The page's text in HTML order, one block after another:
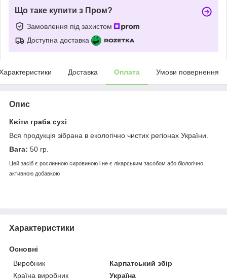
Що таке купити з Пром?
Замовлення під захистом
Доступна доставка
Доставка Оплата Умови повернення
Опис
Квіти граба сухі
Вся продукція зібрана в екологічно чистих регіонах України.
Вага: 50 гр.
Цей засіб є рослинною сировиною і не є лікарським засобом або біологічно
активною добавкою
Характеристики
Основні
Виробник
Карпатський збір
Країна виробник
Україна